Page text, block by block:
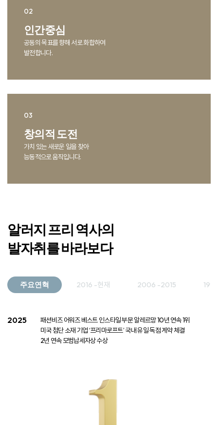
인간중심
공동의 목표를 향해 서로 화합하여
발전합니다.
창의적 도전
가치 있는 새로운 일을 찾아
능동적으로 움직입니다.
알러지 프리 역사의
발자취를 바라보다
주요연혁 2016 -현재 2006 -2015
2025
패션비즈 어워즈 베스트 인스타일 부문 알레르망 10년 연속 1위​
​ 미국 첨단 소재 기업 ‘프리마로프트’ 국내 유일 독점 계약 체결​
​ 2년 연속 모범납세자상 수상​